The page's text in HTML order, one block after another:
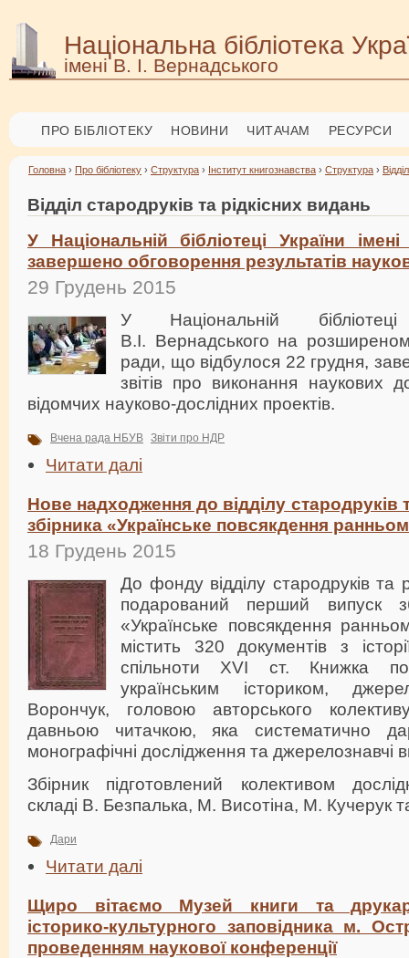
Національна бібліотека
імені В. І. Вернадського
ПРО БІБЛІОТЕКУ НОВИНИ ЧИТАЧАМ РЕСУРСИ
Головна › Про бібліотеку › Структура › Інститут книгознавства › Структура ›
Відділ стародруків та рідкісних видань
У Національній бібліотеці України
завершено обговорення результатів
29 Грудень 2015
У Національній
В.І. Вернадського на
ради, що відбулося 22 грудня,
звітів про виконання наукових
відомчих науково-дослідних проектів.
Вчена рада НБУВ Звіти про НДР
Читати далі
Нове надходження до відділу стародруків
збірника «Українське повсякдення
18 Грудень 2015
До фонду відділу стародруків та
подарований перший випуск
«Українське повсякдення
містить 320 документів з
спільноти XVI ст. Книжка
українським істориком,
Ворончук, головою авторського
давньою читачкою, яка систематично
монографічні дослідження та джерелознавчі
Збірник підготовлений колективом
складі В. Безпалька, М. Висотіна, М. Кучерук
Дари
Читати далі
Щиро вітаємо Музей книги та
історико-культурного заповідника м.
проведенням наукової конференції